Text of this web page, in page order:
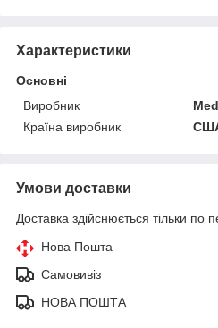
Характеристики
Основні
Виробник
Країна виробник
Умови доставки
Доставка здійснюється тільки по
Нова Пошта
Самовивіз
НОВА ПОШТА